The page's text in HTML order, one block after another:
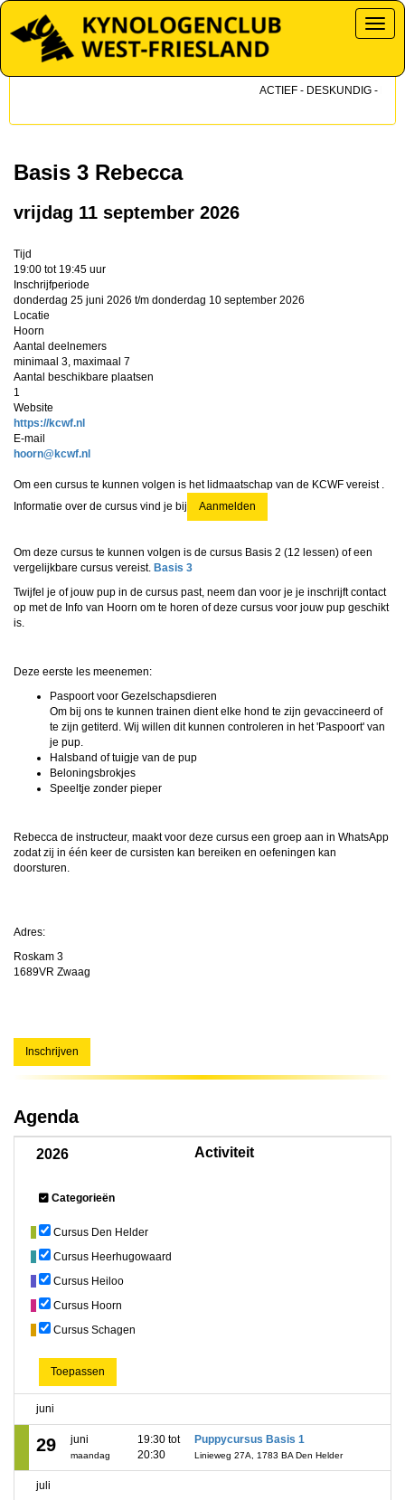
ACTIEF - DESKUNDIG -
Basis 3 Rebecca
vrijdag 11 september 2026
Tijd
19:00 tot 19:45 uur
Inschrijfperiode
donderdag 25 juni 2026 t/m donderdag 10 september 2026
Locatie
Hoorn
Aantal deelnemers
minimaal 3, maximaal 7
Aantal beschikbare plaatsen
1
Website
https://kcwf.nl
E-mail
nrooh@kcwf.nl
Om een cursus te kunnen volgen is het lidmaatschap van de KCWF vereist .
Informatie over de cursus vind je bij
Aanmelden
Om deze cursus te kunnen volgen is de cursus Basis 2 (12 lessen) of een
vergelijkbare cursus vereist. Basis 3
Twijfel je of jouw pup in de cursus past, neem dan voor je je inschrijft contact
op met de Info van Hoorn om te horen of deze cursus voor jouw pup geschikt
is.
Deze eerste les meenemen:
Paspoort voor Gezelschapsdieren
Om bij ons te kunnen trainen dient elke hond te zijn gevaccineerd of
te zijn getiterd. Wij willen dit kunnen controleren in het 'Paspoort' van
je pup.
Halsband of tuigje van de pup
Beloningsbrokjes
Speeltje zonder pieper
Rebecca de instructeur, maakt voor deze cursus een groep aan in WhatsApp
zodat zij in één keer de cursisten kan bereiken en oefeningen kan
doorsturen.
Adres:
Roskam 3
1689VR Zwaag
Inschrijven
Agenda
2026 Activiteit
Categorieën
Cursus Den Helder
Cursus Heerhugowaard
Cursus Heiloo
Cursus Hoorn
Cursus Schagen
Toepassen
juni
29 juni
maandag
19:30 tot
20:30
Puppycursus Basis 1
Linieweg 27A, 1783 BA Den Helder
juli